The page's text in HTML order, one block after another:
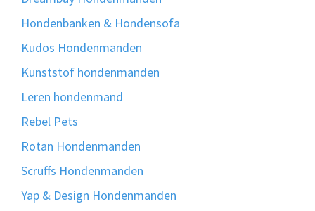
Hondenbanken & Hondensofa
Kudos Hondenmanden
Kunststof hondenmanden
Leren hondenmand
Rebel Pets
Rotan Hondenmanden
Scruffs Hondenmanden
Yap & Design Hondenmanden